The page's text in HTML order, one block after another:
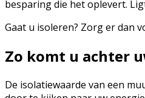
besparing die het oplevert.
Gaat u isoleren? Zorg er dan
Zo komt u achter
De isolatiewaarde van een